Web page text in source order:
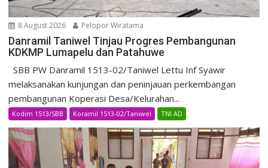
8 August 2026 Pelopor Wiratama
Danramil Taniwel Tinjau Progres Pembangunan
KDKMP Lumapelu dan Patahuwe
SBB PW Danramil 1513-02/Taniwel Lettu Inf Syawir
melaksanakan kunjungan dan peninjauan perkembangan
pembangunan Koperasi Desa/Kelurahan...
Kodim 1513/SBB Koramil 1513-02/Taniwel TNI AD